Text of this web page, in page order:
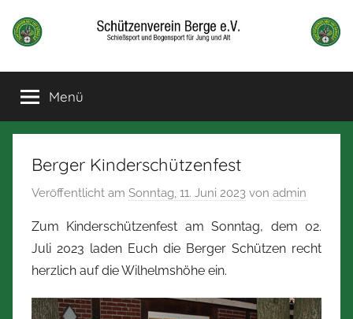
Inhalt
Schützenverein
Berge
Bogensport
für
Jung
Menü
Berger Kinderschützenfest
Veröffentlicht am Sonntag, 11. Juni 2023 von admin
Zum Kinderschützenfest am Sonntag, dem 02.
Juli 2023 laden Euch die Berger Schützen recht
herzlich auf die Wilhelmshöhe ein.